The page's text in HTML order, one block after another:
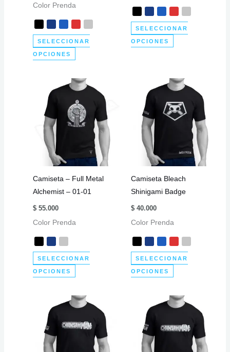
Color Prenda
SELECCIONAR
OPCIONES
tiene
múltiples
variantes.
Las
opciones
pueden
elegir
en
la
de
$ 40.000
hasta
SELECCIONAR
OPCIONES
múltiples
variantes.
Las
opciones
pueden
elegir
en
la
página
producto
Camiseta – Full Metal
Alchemist – 01-01
$55.000
Color Prenda
SELECCIONAR
OPCIONES
tiene
múltiples
variantes.
opciones
Camiseta Bleach
Shinigami Badge
$ 40.000
Color Prenda
SELECCIONAR
OPCIONES
tiene
múltiples
variantes.
Las
opciones